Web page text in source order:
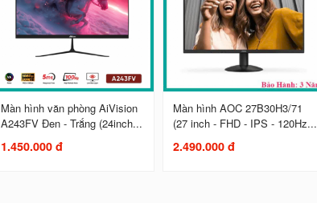
Màn hình văn phòng AiVision
A243FV Đen - Trắng (24inch...
1.450.000 đ
Màn hình AOC 27B30H3/71
(27 inch - FHD - IPS - 120Hz...
2.490.000 đ